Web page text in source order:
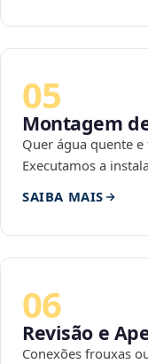
05
Montagem
Quer água quente
Executamos a
SAIBA MAIS
06
Revisão e
Conexões frouxas